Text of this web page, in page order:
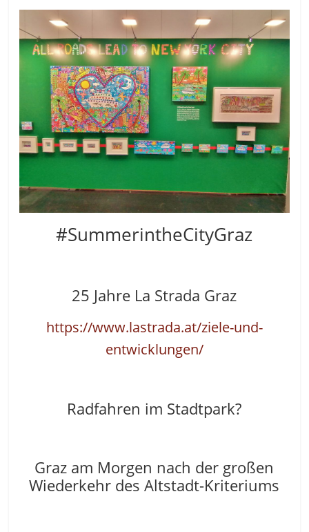
#SummerintheCityGraz
25 Jahre La Strada Graz
https://www.lastrada.at/ziele-und-
entwicklungen/
Radfahren im Stadtpark?
Graz am Morgen nach der großen
Wiederkehr des Altstadt-Kriteriums